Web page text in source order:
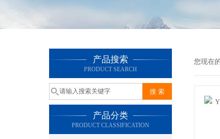
产品搜索
PRODUCT SEARCH
产品分类
PRODUCT CLASSIFICATION
您现在